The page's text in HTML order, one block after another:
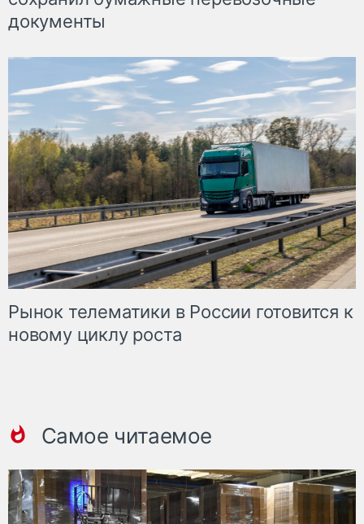
документы
Рынок телематики в России готовится к
новому циклу роста
Самое читаемое